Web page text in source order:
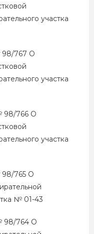
участка
767 О
участка
98/766 О
участка
765 О
№ 01-43
98/764 О